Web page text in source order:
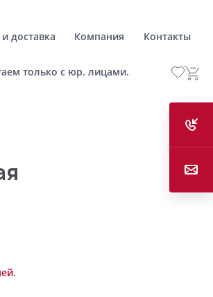
доставка Компания Контакты
только с юр. лицами.